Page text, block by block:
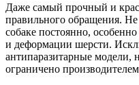
Даже самый прочный и
правильного обращения. Не
собаке постоянно,
и деформации шерсти.
антипаразитарные модели,
ограничено